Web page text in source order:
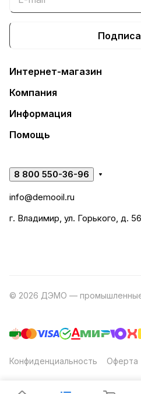
Интернет-магазин
Компания
Информация
Помощь
8 800 550-36-96
info@demooil.ru
г. Владимир, ул. Горького, д.
© 2026 ДЭМО —
Конфиденциальность Оферта